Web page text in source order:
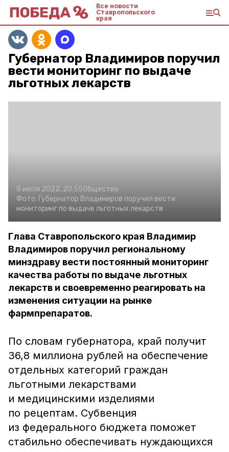
Все новости
Ставропольского
края
Губернатор Владимиров поручил
вести мониторинг по выдаче
льготных лекарств
8 июля 2022, 20:55Общество
Фото: Губернатор Владимиров поручил вести
мониторинг по выдаче льготных лекарств
Глава Ставропольского края Владимир
Владимиров поручил региональному
минздраву вести постоянный мониторинг
качества работы по выдаче льготных
лекарств и своевременно реагировать на
изменения ситуации на рынке
фармпрепаратов.
По словам губернатора, край получит
36,8 миллиона рублей на обеспечение
отдельных категорий граждан
льготными лекарствами
и медицинскими изделиями
по рецептам. Субвенция
из федерального бюджета поможет
стабильно обеспечивать нуждающихся